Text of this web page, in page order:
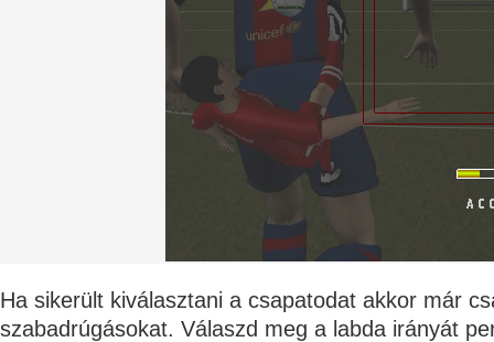
Ha sikerült kiválasztani a csapatodat akkor már
szabadrúgásokat. Válaszd meg a labda irányát